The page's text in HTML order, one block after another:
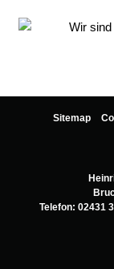
Sitemap
Telefon: 02431